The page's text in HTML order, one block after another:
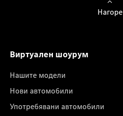
Нагоре
Виртуален шоурум
Нашите модели
Нови автомобили
Употребявани автомобили